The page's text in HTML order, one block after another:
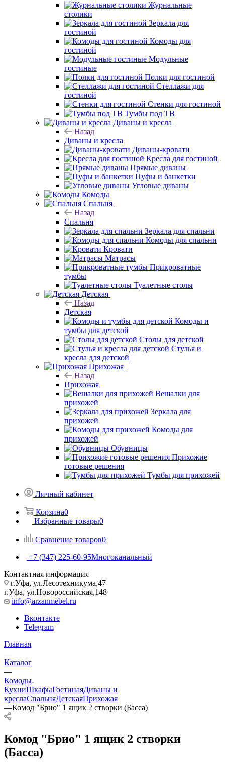
Журнальные
столики
Зеркала для
гостиной
Комоды для
гостиной
Модульные
гостиные
Полки для гостиной
Стеллажи для
гостиной
Стенки для гостиной
Тумбы под ТВ
Диваны и кресла
Назад
Диваны и кресла
Диваны-кровати
Кресла для гостиной
Прямые диваны
Пуфы и банкетки
Угловые диваны
Комоды
Спальня
Назад
Спальня
Зеркала для спальни
Комоды для спальни
Кровати
Матрасы
Прикроватные
тумбы
Туалетные столы
Детская
Назад
Детская
Комоды и
тумбы для детской
Столы для детской
Стулья и
кресла для детской
Прихожая
Назад
Прихожая
Вешалки для
прихожей
Зеркала для
прихожей
Комоды для
прихожей
Обувницы
Прихожие
готовые решения
Тумбы для прихожей
Личный кабинет
Корзина0
Избранные товары0
Сравнение товаров0
+7 (347) 225-60-95Многоканальный
Контактная информация
г.Уфа, ул.Лесотехникума,47
г.Уфа, ул.Новороссийская,148
info@arzanmebel.ru
Вконтакте
Telegram
Главная
—
Каталог
—
Комоды
КухниШкафыГостинаяДиваны и
креслаСпальняДетскаяПрихожая
—Комод "Брио" 1 ящик 2 створки (Басса)
Комод "Брио" 1 ящик 2 створки
(Басса)